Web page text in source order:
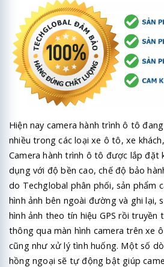
Hiện nay camera hành trình ô tô
nhiều trong các loại xe ô tô, xe
Camera hành trình ô tô được lắp đặt
dụng với độ bền cao, chế độ bảo
do Techglobal phân phối, sản phẩm
hình ảnh bên ngoài đường và ghi lại,
hình ảnh theo tín hiệu GPS rồi truyền
thông qua màn hình camera trên xe
cũng như xử lý tình huống. Một số
hồng ngoại sẽ tự động bật giúp